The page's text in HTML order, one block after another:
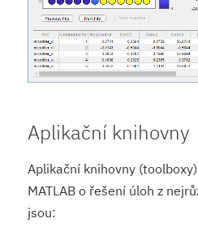
Aplikační knihovny
Aplikační knihovny
MATLAB o řešení úloh z
jsou: